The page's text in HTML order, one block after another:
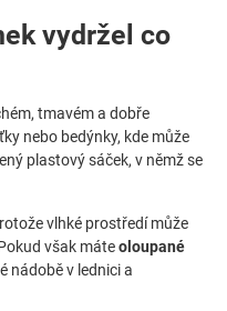
vydržel co
tmavém a dobře
nebo bedýnky, kde může
plastový sáček, v němž se
vlhké prostředí může
však máteoloupané
nádobě v lednici a